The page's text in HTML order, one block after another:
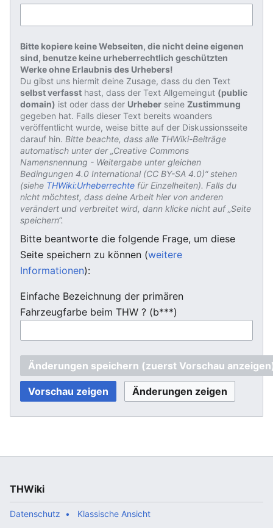
Bitte kopiere keine Webseiten, die nicht deine eigenen
sind, benutze keine urheberrechtlich geschützten
Werke ohne Erlaubnis des Urhebers!
Du gibst uns hiermit deine Zusage, dass du den Text
selbst verfasst hast, dass der Text Allgemeingut (public
domain) ist oder dass der Urheber seine Zustimmung
gegeben hat. Falls dieser Text bereits woanders
veröffentlicht wurde, weise bitte auf der Diskussionsseite
darauf hin. Bitte beachte, dass alle THWiki-Beiträge
automatisch unter der „Creative Commons
Namensnennung - Weitergabe unter gleichen
Bedingungen 4.0 International (CC BY-SA 4.0)“ stehen
(siehe THWiki:Urheberrechte für Einzelheiten). Falls du
nicht möchtest, dass deine Arbeit hier von anderen
verändert und verbreitet wird, dann klicke nicht auf „Seite
speichern“.
Bitte beantworte die folgende Frage, um diese
Seite speichern zu können (weitere
Informationen):
Einfache Bezeichnung der primären
Fahrzeugfarbe beim THW ? (b***)
THWiki
Datenschutz Klassische Ansicht